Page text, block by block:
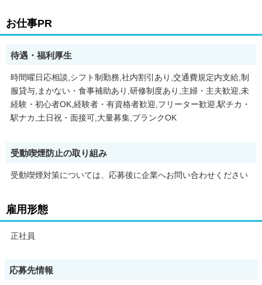
お仕事PR
待遇・福利厚生
時間曜日応相談,シフト制勤務,社内割引あり,交通費規定内支給,制
服貸与,まかない・食事補助あり,研修制度あり,主婦・主夫歓迎,未
経験・初心者OK,経験者・有資格者歓迎,フリーター歓迎,駅チカ・
駅ナカ,土日祝・面接可,大量募集,ブランクOK
受動喫煙防止の取り組み
受動喫煙対策については、応募後に企業へお問い合わせください
雇用形態
正社員
応募先情報